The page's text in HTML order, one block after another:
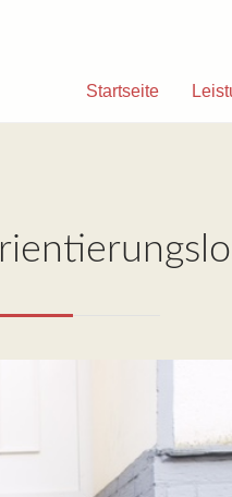
Startseite